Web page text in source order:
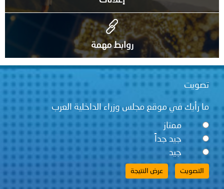
روابط مهمة
تصويت
ما رأيك في موقع مجلس وزراء الداخلية العرب
ممتاز
جيد جداً
جيد